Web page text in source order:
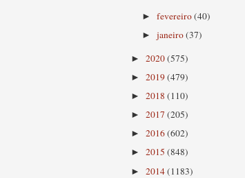
►fevereiro(40)
►janeiro(37)
► 2020(575)
► 2019(479)
► 2018 (110)
► 2017 (205)
► 2016(602)
► 2015 (848)
► 2014(1183)